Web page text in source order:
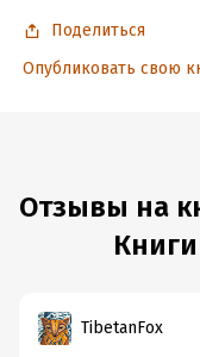
Поделиться
Опубликовать свою
Отзывы на
TibetanFox